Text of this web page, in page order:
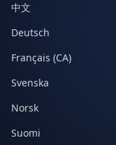
中文
Deutsch
Français (CA)
Svenska
Norsk
Suomi